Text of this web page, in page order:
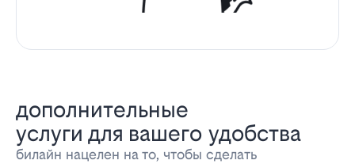
дополнительные
услуги для вашего удобства
билайн нацелен на то, чтобы сделать